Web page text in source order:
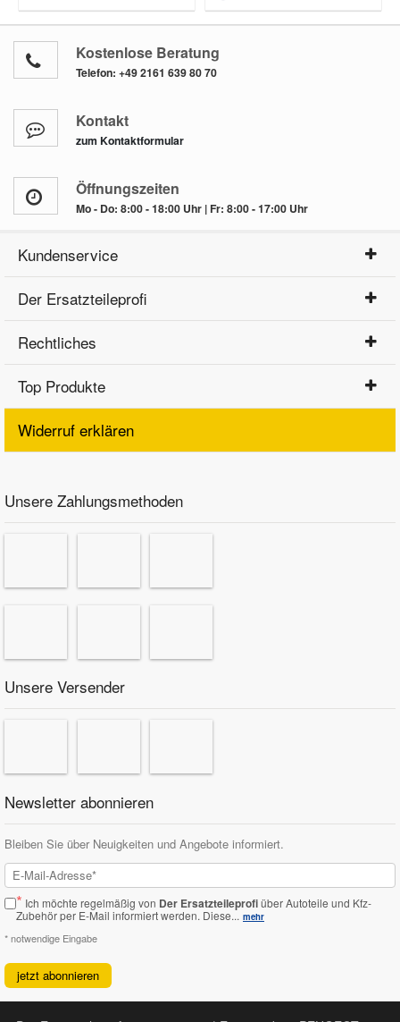
Kostenlose Beratung
Telefon: +49 2161 639 80 70
Kontakt
zum Kontaktformular
Öffnungszeiten
Mo - Do: 8:00 - 18:00 Uhr | Fr: 8:00 - 17:00 Uhr
Kundenservice
Der Ersatzteileprofi
Rechtliches
Top Produkte
Widerruf erklären
Unsere Zahlungsmethoden
Unsere Versender
Newsletter abonnieren
Bleiben Sie über Neuigkeiten und Angebote informiert.
* Ich möchte regelmäßig von Der Ersatzteileprofiüber Autoteile und Kfz-
Zubehör per E-Mail informiert werden. Diese... mehr
* notwendige Eingabe
jetzt abonnieren